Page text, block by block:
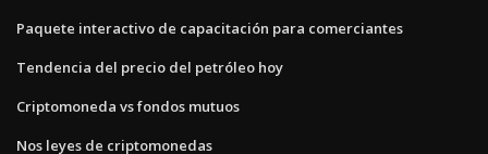
Paquete interactivo de capacitación para comerciantes
Tendencia del precio del petróleo hoy
Criptomoneda vs fondos mutuos
Nos leyes de criptomonedas